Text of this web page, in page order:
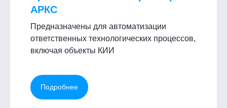
АРКС
Предназначены для автоматизации
ответственных технологических процессов,
включая объекты КИИ
Подробнее